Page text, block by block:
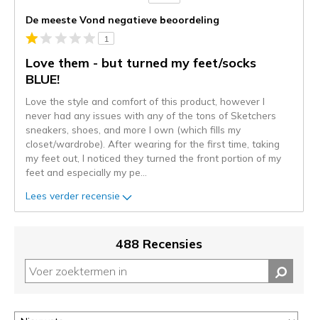
content
wordt
momenteel
gemigreerd
naar
niejee
page_id.
kunt
de
status
van
deze
page
door
De meeste Vond negatieve beoordeling
1
Love them - but turned my feet/socks
BLUE!
Love the style and comfort of this product, however I
never had any issues with any of the tons of Sketchers
sneakers, shoes, and more I own (which fills my
closet/wardrobe). After wearing for the first time, taking
my feet out, I noticed they turned the front portion of my
feet and especially my pe
Lees verder recensie
488 Recensies